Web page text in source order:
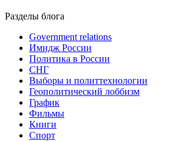
Разделы блога
Government relations
Имидж России
Политика в России
СНГ
Выборы и политтехнологии
Геополитический лоббизм
График
Фильмы
Книги
Спорт